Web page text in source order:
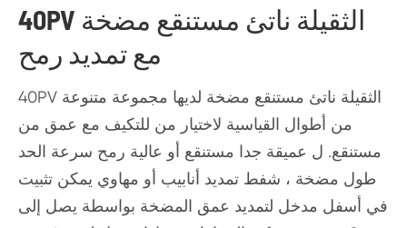
40PV الثقيلة ناتئ مستنقع مضخة
مع تمديد رمح
40PV الثقيلة ناتئ مستنقع مضخة لديها مجموعة متنوعة
من أطوال القياسية لاختيار من للتكيف مع عمق من
مستنقع. ل عميقة جدا مستنقع أو عالية رمح سرعة الحد
طول مضخة ، شفط تمديد أنابيب أو مهاوي يمكن تثبيت
في أسفل مدخل لتمديد عمق المضخة بواسطة يصل إلى